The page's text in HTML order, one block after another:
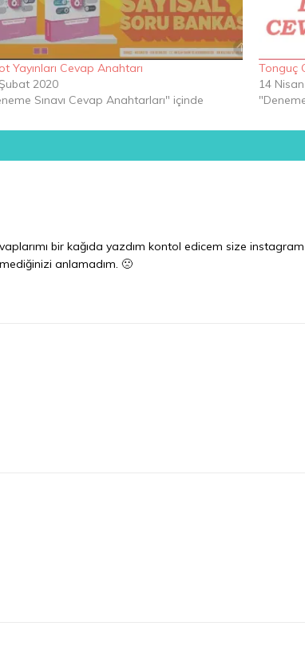
Yayınları Cevap Anahtarı
2020
Sınavı Cevap Anahtarları" içinde
Tonguç
14
bir kağıda yazdım kontol edicem size
anlamadım. 🙁